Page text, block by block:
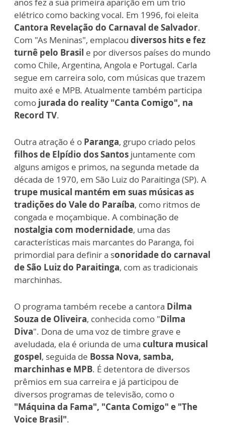
anos fez a sua primeira aparição em um trio
elétrico como backing vocal. Em 1996, foi eleita
Cantora Revelação do Carnaval de Salvador.
Com "As Meninas", emplacou diversos hits e fez
turnê pelo Brasil e por diversos países do mundo
como Chile, Argentina, Angola e Portugal. Carla
segue em carreira solo, com músicas que trazem
muito axé e MPB. Atualmente também participa
como jurada do reality "Canta Comigo", na
Record TV.
Outra atração é o Paranga, grupo criado pelos
filhos de Elpídio dos Santos juntamente com
alguns amigos e primos, na segunda metade da
década de 1970, em São Luiz do Paraitinga (SP). A
trupe musical mantém em suas músicas as
tradições do Vale do Paraíba, como ritmos de
congada e moçambique. A combinação de
nostalgia com modernidade, uma das
características mais marcantes do Paranga, foi
primordial para definir a sonoridade do carnaval
de São Luiz do Paraitinga, com as tradicionais
marchinhas.
O programa também recebe a cantora Dilma
Souza de Oliveira, conhecida como "Dilma
Diva". Dona de uma voz de timbre grave e
aveludada, ela é oriunda de uma cultura musical
gospel, seguida de Bossa Nova, samba,
marchinhas e MPB. É detentora de diversos
prêmios em sua carreira e já participou de
diversos programas de televisão, como o
"Máquina da Fama", "Canta Comigo" e "The
Voice Brasil".